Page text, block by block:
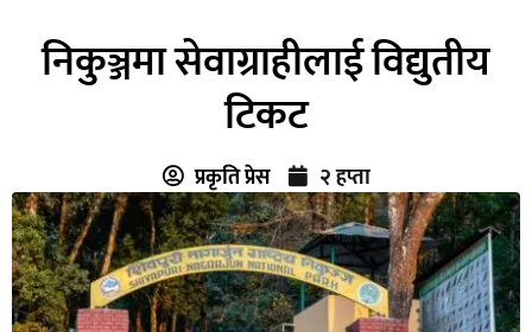
निकुञ्जमा सेवाग्राहीलाई विद्युतीय
टिकट
प्रकृति प्रेस २ हप्ता